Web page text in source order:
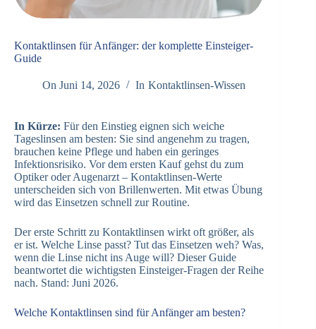
Kontaktlinsen für Anfänger: der komplette Einsteiger-
Guide
On Juni 14, 2026 In Kontaktlinsen-Wissen
In Kürze: Für den Einstieg eignen sich weiche
Tageslinsen am besten: Sie sind angenehm zu tragen,
brauchen keine Pflege und haben ein geringes
Infektionsrisiko. Vor dem ersten Kauf gehst du zum
Optiker oder Augenarzt – Kontaktlinsen-Werte
unterscheiden sich von Brillenwerten. Mit etwas Übung
wird das Einsetzen schnell zur Routine.
Der erste Schritt zu Kontaktlinsen wirkt oft größer, als
er ist. Welche Linse passt? Tut das Einsetzen weh? Was,
wenn die Linse nicht ins Auge will? Dieser Guide
beantwortet die wichtigsten Einsteiger-Fragen der Reihe
nach. Stand: Juni 2026.
Welche Kontaktlinsen sind für Anfänger am besten?